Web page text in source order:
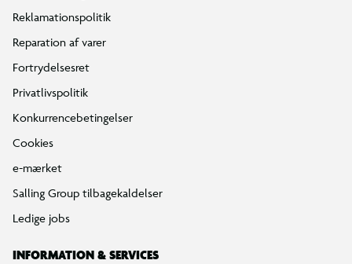
Reklamationspolitik
Reparation af varer
Fortrydelsesret
Privatlivspolitik
Konkurrencebetingelser
Cookies
e-mærket
Salling Group tilbagekaldelser
Ledige jobs
INFORMATION & SERVICES